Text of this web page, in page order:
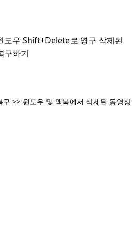
도우 Shift+Delete로 영구 삭제된
구하기
구 >> 윈도우 및 맥북에서 삭제된 동영상